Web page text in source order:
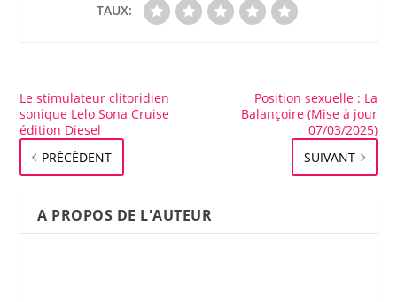
TAUX:
Le stimulateur clitoridien
sonique Lelo Sona Cruise
édition Diesel
PRÉCÉDENT
Position sexuelle : La
Balançoire (Mise à jour
07/03/2025)
SUIVANT
A PROPOS DE L'AUTEUR